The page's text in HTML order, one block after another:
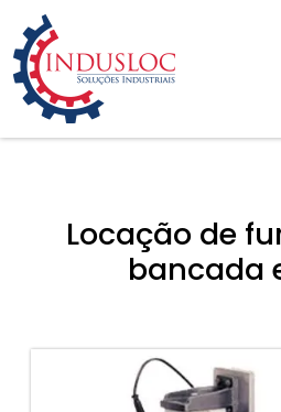
Locação de
bancada